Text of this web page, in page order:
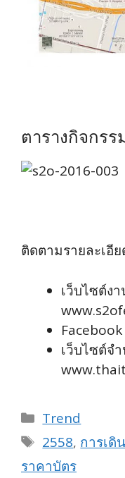
ตารางกิจกร
ติดตามรายละเอี
เว็บไซต์งา
เว็บไซต์จ
Categories
Trend
Tags
2558, การเดิ
ราคาบัตร